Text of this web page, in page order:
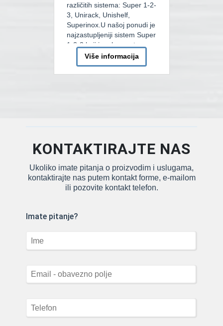
različitih sistema: Super 1-2-
3, Unirack, Unishelf,
Superinox.U našoj ponudi je
najzastupljeniji sistem Super
1-2-3 koji je vrlo svestran
sistem bez šarafa, stvoren
da zadovolji najšire potrebe
ručno tovarenih skladišnih
Više informacija
KONTAKTIRAJTE NAS
Ukoliko imate pitanja o proizvodim i uslugama,
kontaktirajte nas putem kontakt forme, e-mailom
ili pozovite kontakt telefon.
Imate pitanje?